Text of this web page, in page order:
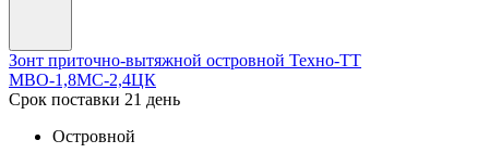
Зонт приточно-вытяжной островной Техно-ТТ
МВО-1,8МС-2,4ЦК
Срок поставки 21 день
Островной